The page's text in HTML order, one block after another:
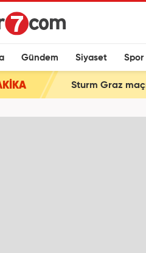
Gündem Siyaset Spor
Sturm Graz